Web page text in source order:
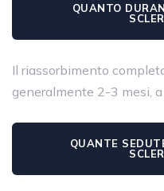
QUANTO
Il riassorbimento
generalmente 2-3 mesi,
QUANTE